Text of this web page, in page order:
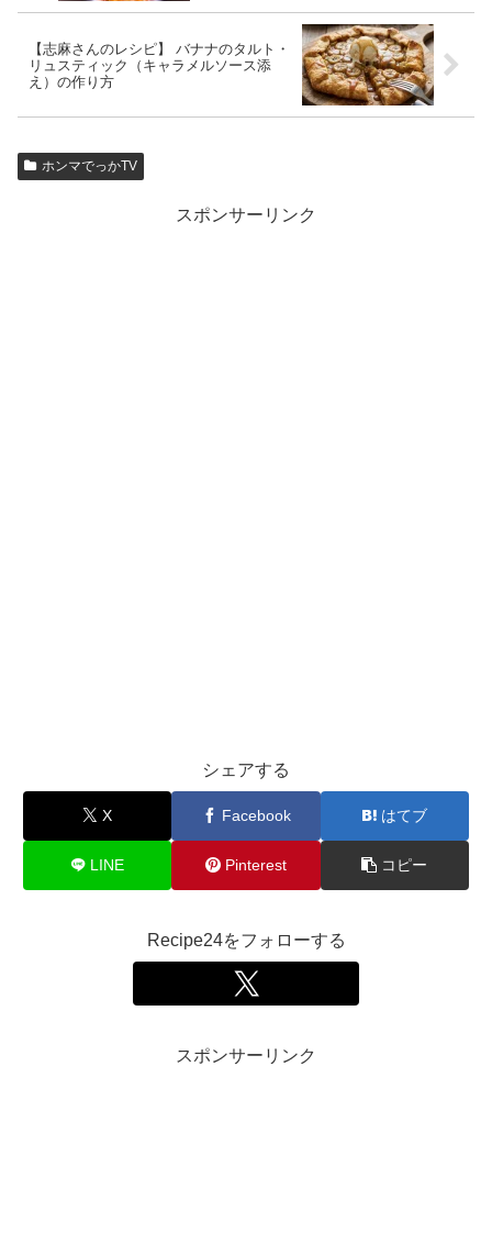
【志麻さんのレシピ】 バナナのタルト・
リュスティック（キャラメルソース添
え）の作り方
ホンマでっかTV
スポンサーリンク
シェアする
X Facebook はてブ
LINE Pinterest コピー
Recipe24をフォローする
スポンサーリンク